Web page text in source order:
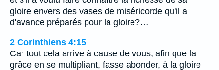
gloire envers des vases de miséricorde qu'il a
d'avance préparés pour la gloire?…
2 Corinthiens 4:15
Car tout cela arrive à cause de vous, afin que la
grâce en se multipliant, fasse abonder, à la gloire